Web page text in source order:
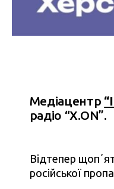
Медіацентр
радіо “X.ON”.
Відтепер
російської